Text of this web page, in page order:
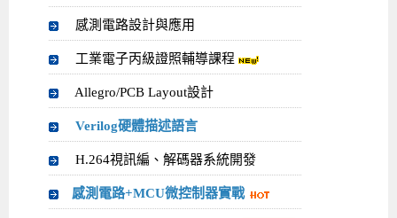
感測電路設計與應用
工業電子丙級證照輔導課程
Allegro/PCB Layout設計
Verilog硬體描述語言
H.264視訊編、解碼器系統開發
感測電路+MCU微控制器實戰